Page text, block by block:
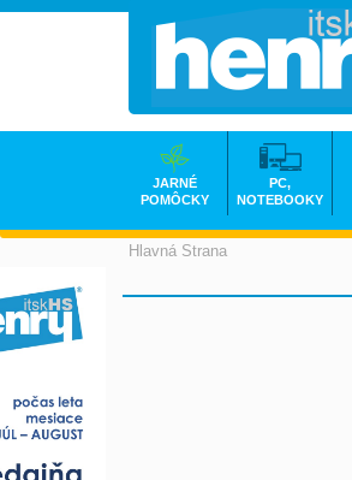
Hlavná Strana
JARNÉ
POMÔCKY
PC,
NOTEBOOKY